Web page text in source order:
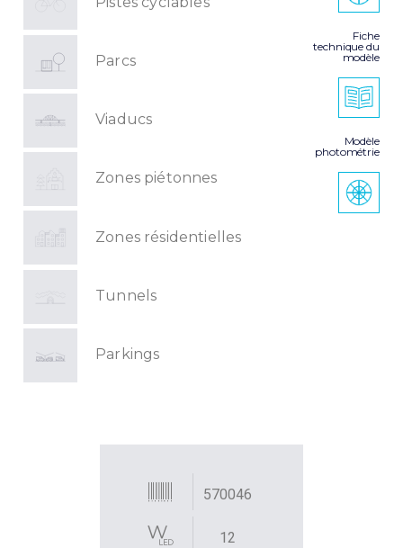
Parcs
Viaducs
Zones piétonnes
Zones résidentielles
Tunnels
Parkings
Fiche
technique du
modèle
Modèle
photométrie
570046
12